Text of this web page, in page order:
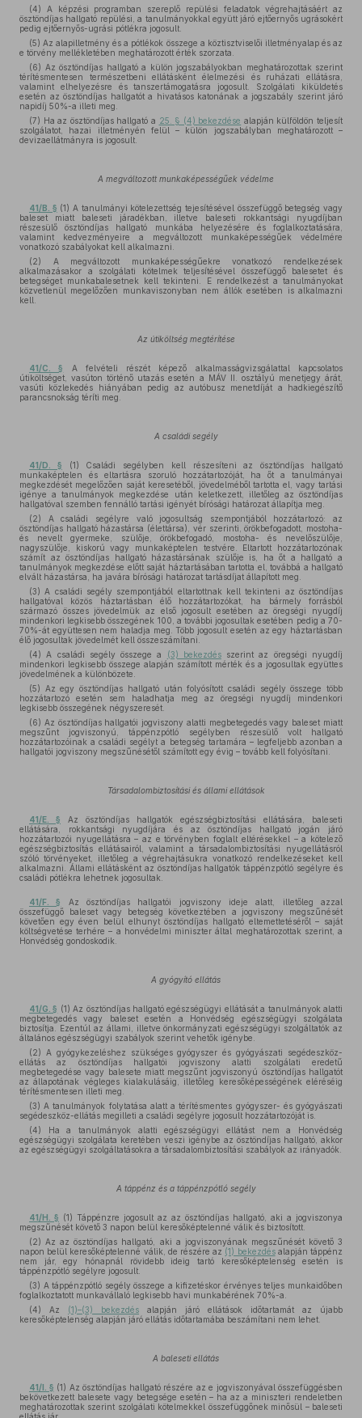
(4) A képzési programban szereplő repülési feladatok végrehajtásáért az
ösztöndíjas hallgató repülési, a tanulmányokkal együtt járó ejtőernyős ugrásokért
pedig ejtőernyős-ugrási pótlékra jogosult.
(5) Az alapilletmény és a pótlékok összege a köztisztviselői illetményalap és az
e törvény mellékletében meghatározott érték szorzata.
(6) Az ösztöndíjas hallgató a külön jogszabályokban meghatározottak szerint
térítésmentesen természetbeni ellátásként élelmezési és ruházati ellátásra,
valamint elhelyezésre és tanszertámogatásra jogosult. Szolgálati kiküldetés
esetén az ösztöndíjas hallgatót a hivatásos katonának a jogszabály szerint járó
napidíj 50%-a illeti meg.
(7) Ha az ösztöndíjas hallgató a 25. § (4) bekezdése alapján külföldön teljesít
szolgálatot, hazai illetményén felül – külön jogszabályban meghatározott –
devizaellátmányra is jogosult.
A megváltozott munkaképességűek védelme
41/B. § (1) A tanulmányi kötelezettség tejesítésével összefüggő betegség vagy
baleset miatt baleseti járadékban, illetve baleseti rokkantsági nyugdíjban
részesülő ösztöndíjas hallgató munkába helyezésére és foglalkoztatására,
valamint kedvezményeire a megváltozott munkaképességűek védelmére
vonatkozó szabályokat kell alkalmazni.
(2) A megváltozott munkaképességűekre vonatkozó rendelkezések
alkalmazásakor a szolgálati kötelmek teljesítésével összefüggő balesetet és
betegséget munkabalesetnek kell tekinteni. E rendelkezést a tanulmányokat
közvetlenül megelőzően munkaviszonyban nem állók esetében is alkalmazni
kell.
Az útiköltség megtérítése
41/C. §
A felvételi részét képező alkalmasságvizsgálattal kapcsolatos
útiköltséget, vasúton történő utazás esetén a MÁV II. osztályú menetjegy árát,
vasúti közlekedés hiányában pedig az autóbusz menetdíját a hadkiegészítő
parancsnokság téríti meg.
A családi segély
41/D. § (1) Családi segélyben kell részesíteni az ösztöndíjas hallgató
munkaképtelen és eltartásra szoruló hozzátartozóját, ha őt a tanulmányai
megkezdését megelőzően saját keresetéből, jövedelméből tartotta el, vagy tartási
igénye a tanulmányok megkezdése után keletkezett, illetőleg az ösztöndíjas
hallgatóval szemben fennálló tartási igényét bírósági határozat állapítja meg.
(2) A családi segélyre való jogosultság szempontjából hozzátartozó: az
ösztöndíjas hallgató házastársa (élettársa), vér szerinti, örökbefogadott, mostoha-
és nevelt gyermeke, szülője, örökbefogadó, mostoha- és nevelőszülője,
nagyszülője, kiskorú vagy munkaképtelen testvére. Eltartott hozzátartozónak
számít az ösztöndíjas hallgató házastársának szülője is, ha őt a hallgató a
tanulmányok megkezdése előtt saját háztartásában tartotta el, továbbá a hallgató
elvált házastársa, ha javára bírósági határozat tartásdíjat állapított meg.
(3) A családi segély szempontjából eltartottnak kell tekinteni az ösztöndíjas
hallgatóval közös háztartásban élő hozzátartozókat, ha bármely forrásból
származó összes jövedelmük az első jogosult esetében az öregségi nyugdíj
mindenkori legkisebb összegének 100, a további jogosultak esetében pedig a 70-
70%-át együttesen nem haladja meg. Több jogosult esetén az egy háztartásban
élő jogosultak jövedelmét kell összeszámítani.
(4) A családi segély összege a
(3) bekezdésszerint az öregségi nyugdíj
mindenkori legkisebb összege alapján számított mérték és a jogosultak együttes
jövedelmének a különbözete.
(5) Az egy ösztöndíjas hallgató után folyósított családi segély összege több
hozzátartozó esetén sem haladhatja meg az öregségi nyugdíj mindenkori
legkisebb összegének négyszeresét.
(6) Az ösztöndíjas hallgatói jogviszony alatti megbetegedés vagy baleset miatt
megszűnt jogviszonyú, táppénzpótló segélyben részesülő volt hallgató
hozzátartozóinak a családi segélyt a betegség tartamára – legfeljebb azonban a
hallgatói jogviszony megszűnésétől számított egy évig – tovább kell folyósítani.
Társadalombiztosítási és állami ellátások
41/E. § Az ösztöndíjas hallgatók egészségbiztosítási ellátására, baleseti
ellátására, rokkantsági nyugdíjára és az ösztöndíjas hallgató jogán járó
hozzátartozói nyugellátásra – az e törvényben foglalt eltérésekkel – a kötelező
egészségbiztosítás ellátásairól, valamint a társadalombiztosítási nyugellátásról
szóló törvényeket, illetőleg a végrehajtásukra vonatkozó rendelkezéseket kell
alkalmazni. Állami ellátásként az ösztöndíjas hallgatók táppénzpótló segélyre és
családi pótlékra lehetnek jogosultak.
41/F. §
Az ösztöndíjas hallgatói jogviszony ideje alatt, illetőleg azzal
összefüggő baleset vagy betegség következtében a jogviszony megszűnését
követően egy éven belül elhunyt ösztöndíjas hallgató eltemettetéséről – saját
költségvetése terhére – a honvédelmi miniszter által meghatározottak szerint, a
Honvédség gondoskodik.
A gyógyító ellátás
41/G. § (1) Az ösztöndíjas hallgató egészségügyi ellátását a tanulmányok alatti
megbetegedés vagy baleset esetén a Honvédség egészségügyi szolgálata
biztosítja. Ezentúl az állami, illetve önkormányzati egészségügyi szolgáltatók az
általános egészségügyi szabályok szerint vehetők igénybe.
(2) A gyógykezeléshez szükséges gyógyszer és gyógyászati segédeszköz-
ellátás az ösztöndíjas hallgatói jogviszony alatti szolgálati eredetű
megbetegedése vagy balesete miatt megszűnt jogviszonyú ösztöndíjas hallgatót
az állapotának végleges kialakulásáig, illetőleg keresőképességének eléréséig
térítésmentesen illeti meg.
(3) A tanulmányok folytatása alatt a térítésmentes gyógyszer- és gyógyászati
segédeszköz-ellátás megilleti a családi segélyre jogosult hozzátartozóját is.
(4) Ha a tanulmányok alatti egészségügyi ellátást nem a Honvédség
egészségügyi szolgálata keretében veszi igénybe az ösztöndíjas hallgató, akkor
az egészségügyi szolgáltatásokra a társadalombiztosítási szabályok az irányadók.
A táppénz és a táppénzpótló segély
41/H. § (1) Táppénzre jogosult az az ösztöndíjas hallgató, aki a jogviszonya
megszűnését követő 3 napon belül keresőképtelenné válik és biztosított.
(2) Az az ösztöndíjas hallgató, aki a jogviszonyának megszűnését követő 3
napon belül keresőképtelenné válik, de részére az (1) bekezdésalapján táppénz
nem jár, egy hónapnál rövidebb ideig tartó keresőképtelenség esetén is
táppénzpótló segélyre jogosult.
(3) A táppénzpótló segély összege a kifizetéskor érvényes teljes munkaidőben
foglalkoztatott munkavállaló legkisebb havi munkabérének 70%-a.
(4) Az (1)–(3) bekezdés alapján járó ellátások időtartamát az újabb
keresőképtelenség alapján járó ellátás időtartamába beszámítani nem lehet.
A baleseti ellátás
41/I. § (1) Az ösztöndíjas hallgató részére az e jogviszonyával összefüggésben
bekövetkezett balesete vagy betegsége esetén – ha az a miniszteri rendeletben
meghatározottak szerint szolgálati kötelmekkel összefüggőnek minősül – baleseti